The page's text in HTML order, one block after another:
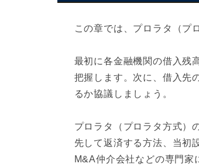
この章では、プロラタ（プ
最初に各金融機関の借入残
把握します。次に、借入先
るか協議しましょう。
プロラタ（プロラタ方式）
先して返済する方法、当初
M&A仲介会社などの専門家